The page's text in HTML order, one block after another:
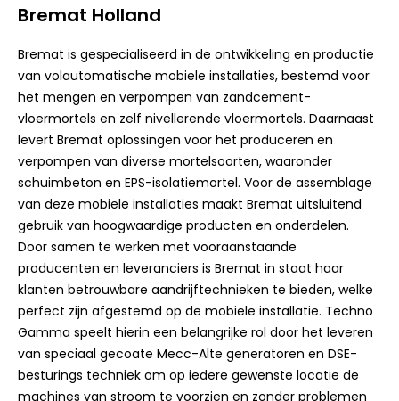
Bremat Holland
Bremat is gespecialiseerd in de ontwikkeling en productie
van volautomatische mobiele installaties, bestemd voor
het mengen en verpompen van zandcement-
vloermortels en zelf nivellerende vloermortels. Daarnaast
levert Bremat oplossingen voor het produceren en
verpompen van diverse mortelsoorten, waaronder
schuimbeton en EPS-isolatiemortel. Voor de assemblage
van deze mobiele installaties maakt Bremat uitsluitend
gebruik van hoogwaardige producten en onderdelen.
Door samen te werken met vooraanstaande
producenten en leveranciers is Bremat in staat haar
klanten betrouwbare aandrijftechnieken te bieden, welke
perfect zijn afgestemd op de mobiele installatie. Techno
Gamma speelt hierin een belangrijke rol door het leveren
van speciaal gecoate Mecc-Alte generatoren en DSE-
besturings techniek om op iedere gewenste locatie de
machines van stroom te voorzien en zonder problemen